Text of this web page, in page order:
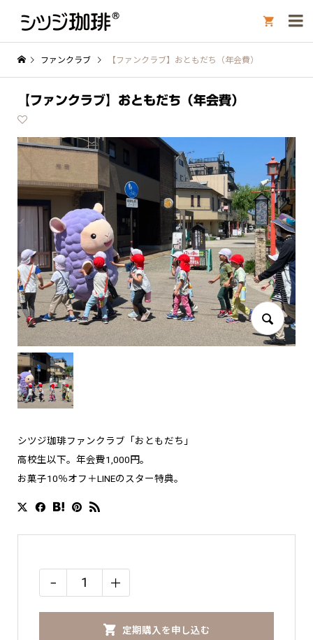

ファンクラブ 【ファンクラブ】おともだち（年会費）
【ファンクラブ】おともだち（年会費）
シツジ珈琲ファンクラブ「おともだち」
高校生以下。年会費1,000円。
お菓子10％オフ＋LINEのスター特典。
ァ
− ＋
定期購入を申し込む